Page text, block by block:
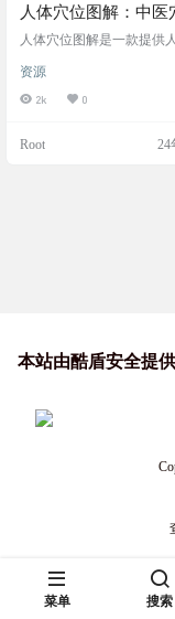
人体穴位图解：中医
习与健康管理工具，
表查询，支持Android
系统
人体穴位图解是一款提供
应用。 经络穴位图文详解
摩点位标注，经络对症快
料均来自相关公共医学文
资源
2k 0
Root 24
本站由酷盾安全提
菜单 搜索